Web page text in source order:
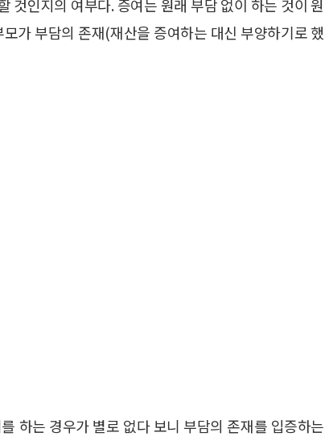
것인지의 여부다. 증여는 원래 부담 없이 하는 것이 원
가 부담의 존재(재산을 증여하는 대신 부양하기로 했
하는 경우가 별로 없다 보니 부담의 존재를 입증하는